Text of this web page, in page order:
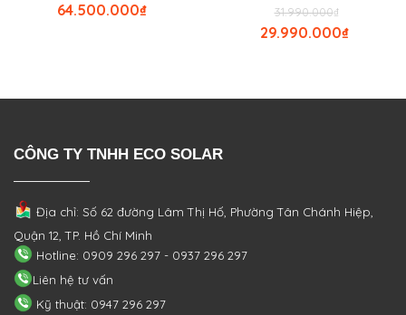
₫
64.500.000 ₫
31.990.000
₫
29.990.000
CÔNG TY TNHH ECO SOLAR
Địa chỉ: Số 62 đường Lâm Thị Hố, PhườngTân Chánh Hiệp,
Quận 12, TP. Hồ Chí Minh
Hotline: 0909 296 297 - 0937 296 297
Liên hệ tư vấn
Kỹ thuật: 0947 296 297